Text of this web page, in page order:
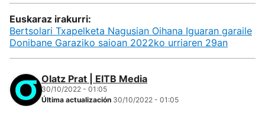
Euskaraz irakurri:
Bertsolari Txapelketa Nagusian Oihana Iguaran garaile
Donibane Garaziko saioan 2022ko urriaren 29an
Olatz Prat | EITB Media
30/10/2022 - 01:05
Última actualización 30/10/2022 - 01:05